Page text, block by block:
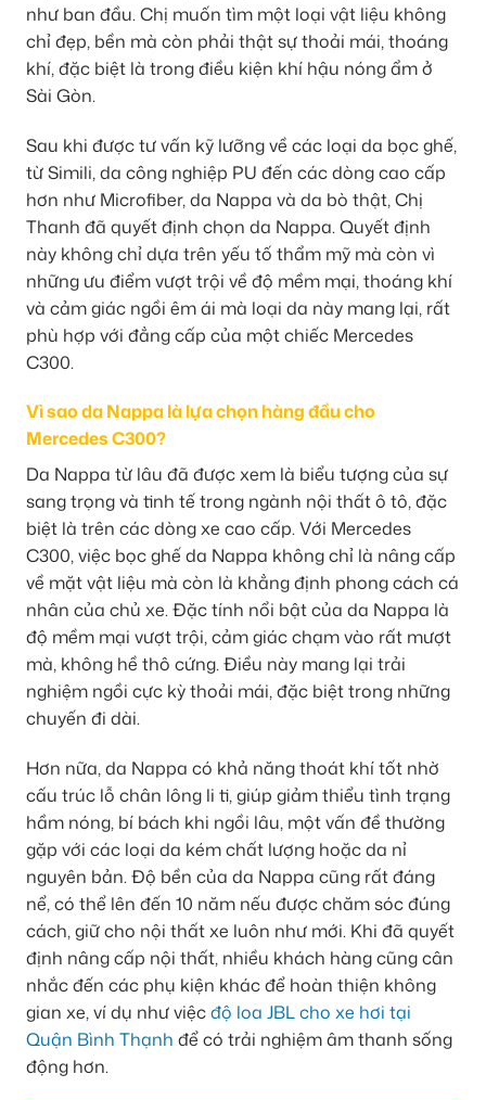
như ban đầu. Chị muốn tìm một loại vật liệu không
chỉ đẹp, bền mà còn phải thật sự thoải mái, thoáng
khí, đặc biệt là trong điều kiện khí hậu nóng ẩm ở
Sài Gòn.
Sau khi được tư vấn kỹ lưỡng về các loại da bọc ghế,
từ Simili, da công nghiệp PU đến các dòng cao cấp
hơn như Microfiber, da Nappa và da bò thật, Chị
Thanh đã quyết định chọn da Nappa. Quyết định
này không chỉ dựa trên yếu tố thẩm mỹ mà còn vì
những ưu điểm vượt trội về độ mềm mại, thoáng khí
và cảm giác ngồi êm ái mà loại da này mang lại, rất
phù hợp với đẳng cấp của một chiếc Mercedes
C300.
Vì sao da Nappa là lựa chọn hàng đầu cho
Mercedes C300?
Da Nappa từ lâu đã được xem là biểu tượng của sự
sang trọng và tinh tế trong ngành nội thất ô tô, đặc
biệt là trên các dòng xe cao cấp. Với Mercedes
C300, việc bọc ghế da Nappa không chỉ là nâng cấp
về mặt vật liệu mà còn là khẳng định phong cách cá
nhân của chủ xe. Đặc tính nổi bật của da Nappa là
độ mềm mại vượt trội, cảm giác chạm vào rất mượt
mà, không hề thô cứng. Điều này mang lại trải
nghiệm ngồi cực kỳ thoải mái, đặc biệt trong những
chuyến đi dài.
Hơn nữa, da Nappa có khả năng thoát khí tốt nhờ
cấu trúc lỗ chân lông li ti, giúp giảm thiểu tình trạng
hầm nóng, bí bách khi ngồi lâu, một vấn đề thường
gặp với các loại da kém chất lượng hoặc da nỉ
nguyên bản. Độ bền của da Nappa cũng rất đáng
nể, có thể lên đến 10 năm nếu được chăm sóc đúng
cách, giữ cho nội thất xe luôn như mới. Khi đã quyết
định nâng cấp nội thất, nhiều khách hàng cũng cân
nhắc đến các phụ kiện khác để hoàn thiện không
gian xe, ví dụ như việcđộ loa JBL cho xe hơi tại
Quận Bình Thạnh để có trải nghiệm âm thanh sống
động hơn.